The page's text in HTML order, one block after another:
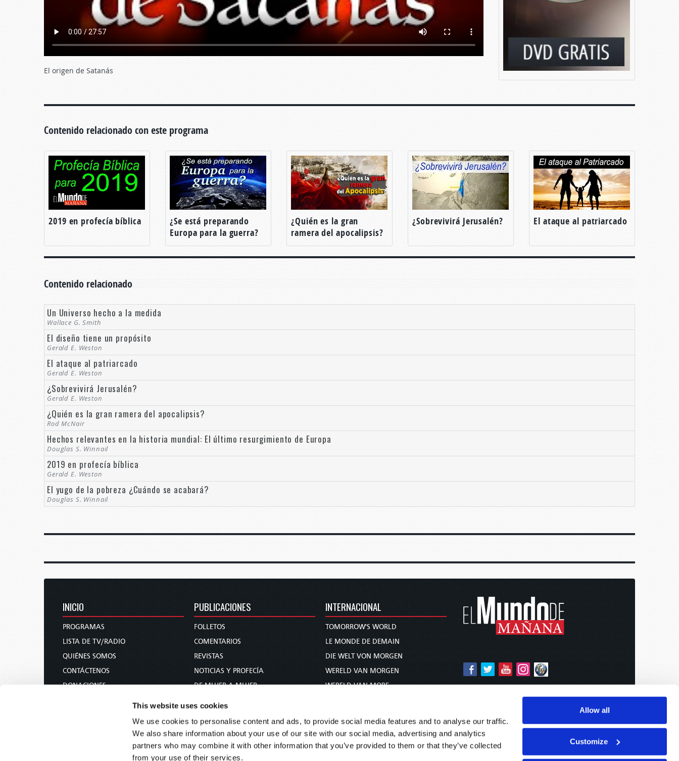
This website uses cookies
We use cookies to personalise content and ads, to provide social media features and to analyse our traffic.
We also share information about your use of our site with our social media, advertising and analytics
partners who may combine it with other information that you’ve provided to them or that they’ve collected
from your use of their services.
Allow all
Customize
El origen de Satanás
Contenido relacionado con este programa
2019 en profecía bíblica
¿Se está preparando
Europa para la guerra?
¿Quién es la gran
ramera del apocalipsis?
¿Sobrevivirá Jerusalén? El ataque al patriarcado
Contenido relacionado
Un Universo hecho a la medida
Wallace G. Smith
El diseño tiene un propósito
Gerald E. Weston
El ataque al patriarcado
Gerald E. Weston
¿Sobrevivirá Jerusalén?
Gerald E. Weston
¿Quién es la gran ramera del apocalipsis?
Rod McNair
Hechos relevantes en la historia mundial: El último resurgimiento de Europa
Douglas S. Winnail
2019 en profecía bíblica
Gerald E. Weston
El yugo de la pobreza ¿Cuándo se acabará?
Douglas S. Winnail
INICIO
PROGRAMAS
LISTA DE TV/RADIO
QUIÉNES SOMOS
CONTÁCTENOS
DONACIONES
PUBLICACIONES
FOLLETOS
COMENTARIOS
REVISTAS
NOTICIAS Y PROFECÍA
DE MUJER A MUJER
INTERNACIONAL
TOMORROW'S WORLD
LE MONDE DE DEMAIN
DIE WELT VON MORGEN
WERELD VAN MORGEN
WERELD VAN MORE
未来世界
עולם המחר